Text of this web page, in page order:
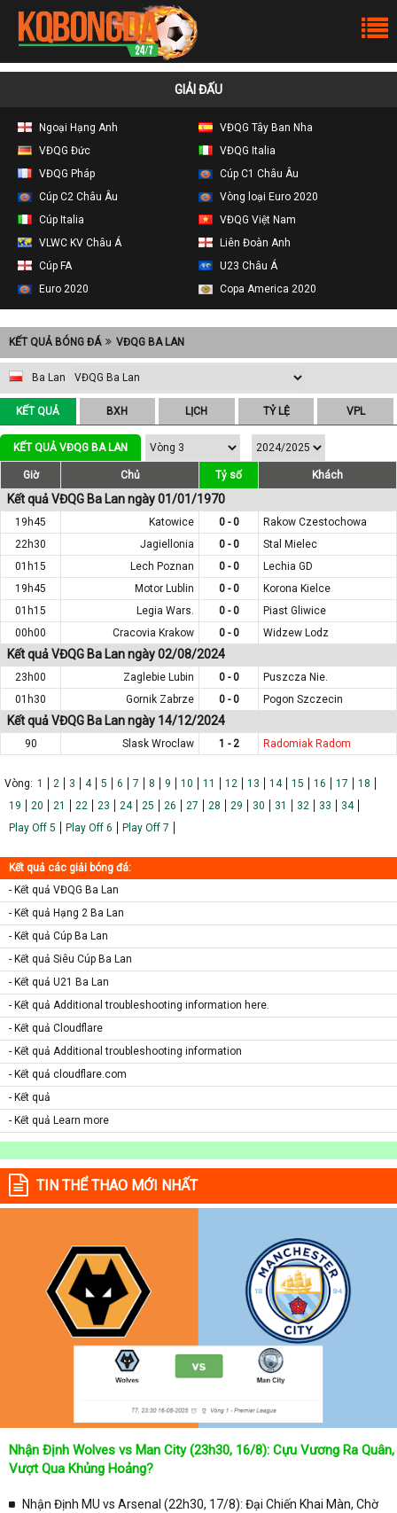
GIẢI ĐẤU
Ngoại Hạng Anh
VĐQG Tây Ban Nha
VĐQG Đức
VĐQG Italia
VĐQG Pháp
Cúp C1 Châu Âu
Cúp C2 Châu Âu
Vòng loại Euro 2020
Cúp Italia
VĐQG Việt Nam
VLWC KV Châu Á
Liên Đoàn Anh
Cúp FA
U23 Châu Á
Euro 2020
Copa America 2020
KẾT QUẢ BÓNG ĐÁ VĐQG BA LAN
Ba Lan
KẾT QUẢ BXH LỊCH TỶ LỆ VPL
KẾT QUẢ VĐQG BA LAN
Giờ Chủ Tỷ số Khách
Kết quả VĐQG Ba Lan ngày 01/01/1970
19h45 Katowice 0 - 0
Rakow Czestochowa
22h30
Jagiellonia 0 - 0
Stal Mielec
01h15
Lech Poznan 0 - 0
Lechia GD
19h45
Motor Lublin 0 - 0
Korona Kielce
01h15
Legia Wars. 0 - 0
Piast Gliwice
00h00
Cracovia Krakow 0 - 0 Widzew Lodz
Kết quả VĐQG Ba Lan ngày 02/08/2024
23h00 Zaglebie Lubin 0 - 0
Puszcza Nie.
01h30
Gornik Zabrze 0 - 0 Pogon Szczecin
Kết quả VĐQG Ba Lan ngày 14/12/2024
90 Slask Wroclaw 1 - 2 Radomiak Radom
Vòng: 1 2 3 4 5 6 7 8 9 10 11 12 13 14 15 16 17
18
19
20 21 22 23 24 25 26 27 28 29 30 31 32 33
34
Play Off 5
Play Off 6 Play Off 7
Kết quả các giải bóng đá:
- Kết quả VĐQG Ba Lan
- Kết quả Hạng 2 Ba Lan
- Kết quả Cúp Ba Lan
- Kết quả Siêu Cúp Ba Lan
- Kết quả U21 Ba Lan
- Kết quả Additional troubleshooting information here.
- Kết quả Cloudflare
- Kết quả Additional troubleshooting information
- Kết quả cloudflare.com
- Kết quả
- Kết quả Learn more
TIN THỂ THAO MỚI NHẤT
Nhận Định Wolves vs Man City (23h30, 16/8): Cựu Vương Ra Quân,
Vượt Qua Khủng Hoảng?
Nhận Định MU vs Arsenal (22h30, 17/8): Đại Chiến Khai Màn, Chờ